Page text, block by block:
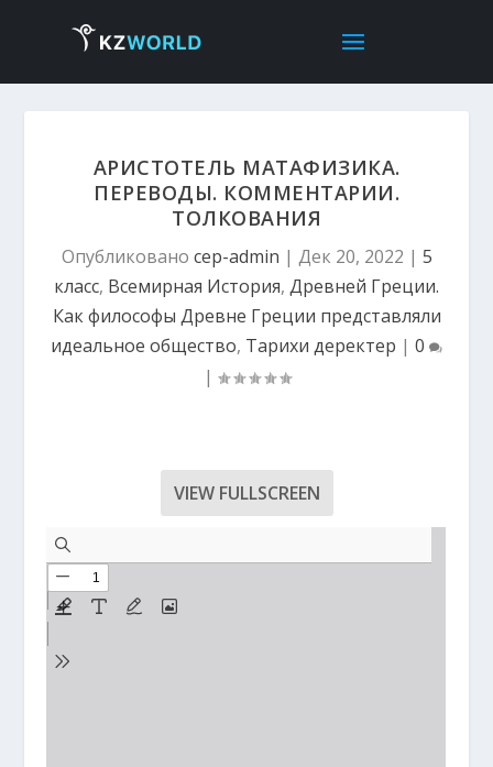
АРИСТОТЕЛЬ МАТАФИЗИКА.
ПЕРЕВОДЫ. КОММЕНТАРИИ.
ТОЛКОВАНИЯ
Опубликовано cep-admin | Дек 20, 2022 | 5
класс, Всемирная История, Древней Греции.
Как философы Древне Греции представляли
идеальное общество, Тарихи деректер | 0
|
VIEW FULLSCREEN